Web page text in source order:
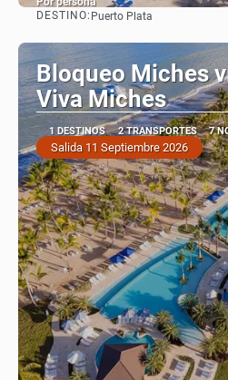
DESTINO: Puerto Plata
Bloqueo Miches
Viva Miches
1 DESTINOS 2 TRANSPORTES 7
Salida 11 Septiembre 2026